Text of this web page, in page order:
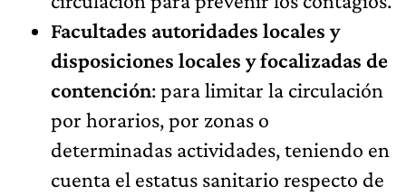
Facultades autoridades locales y
disposiciones locales y focalizadas de
contención: para limitar la circulación
por horarios, por zonas o
determinadas actividades, teniendo en
cuenta el estatus sanitario respecto de